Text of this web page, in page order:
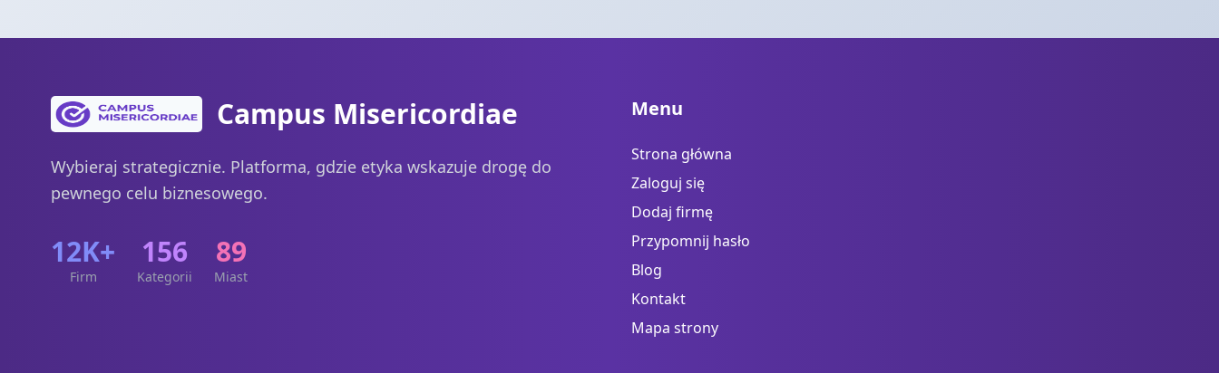
Campus Misericordiae
Wybieraj strategicznie. Platforma, gdzie etyka wskazuje drogę do
pewnego celu biznesowego.
12K+
Firm
156
Kategorii
89
Miast
Menu
Strona główna
Zaloguj się
Dodaj firmę
Przypomnij hasło
Blog
Kontakt
Mapa strony